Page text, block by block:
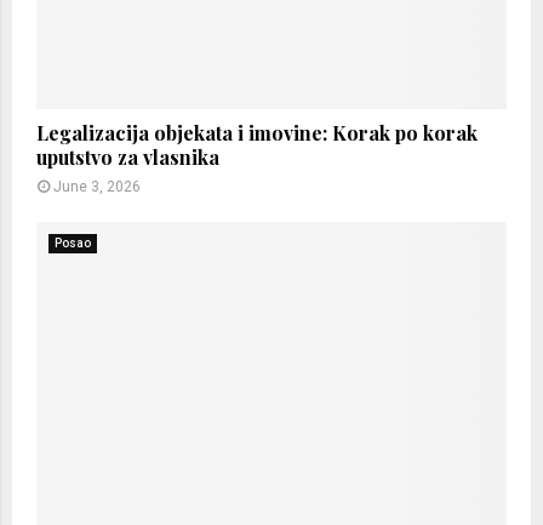
Legalizacija objekata i imovine: Korak po korak
uputstvo za vlasnika
June 3, 2026
Posao